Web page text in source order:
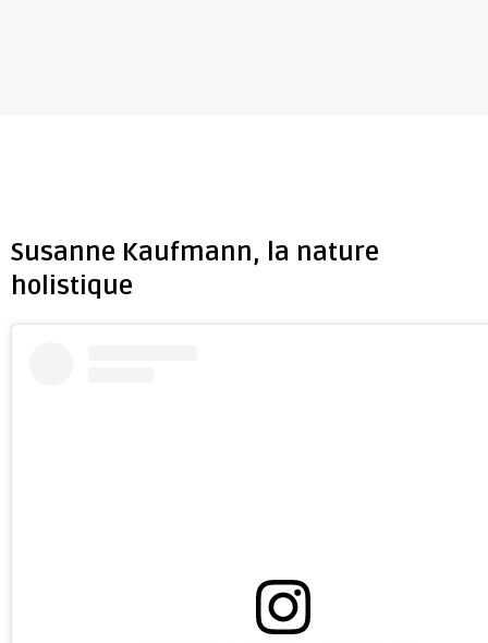
Susanne Kaufmann, la nature
holistique